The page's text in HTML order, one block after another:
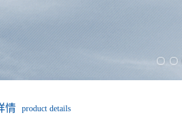
情 product details